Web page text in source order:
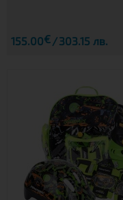
155.00€ 303.15 лв.